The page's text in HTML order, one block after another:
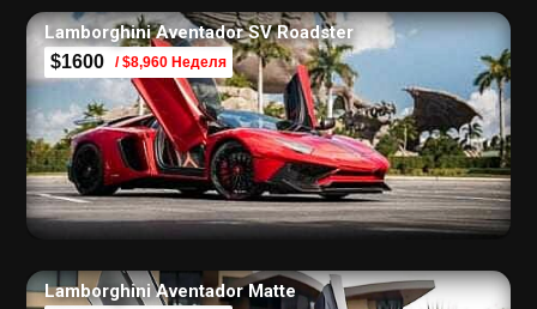
Lamborghini Aventador SV Roadster
$1600 / $8,960 Неделя
Lamborghini Aventador Matte